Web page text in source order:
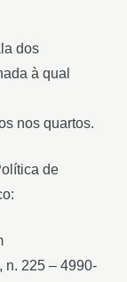
dos
à qual
nos quartos.
de
n. 225 – 4990-